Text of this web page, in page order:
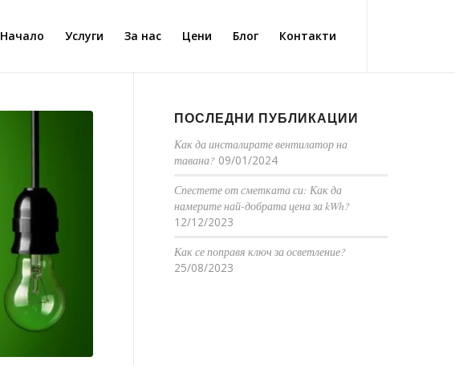
Начало Услуги За нас Цени Блог Контакти
ПОСЛЕДНИ ПУБЛИКАЦИИ
Как да инсталирате вентилатор на
тавана? 09/01/2024
Спестете от сметката си: Как да
намерите най-добрата цена за kWh?
12/12/2023
Как се поправя ключ за осветление?
25/08/2023